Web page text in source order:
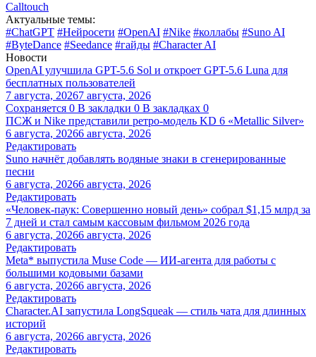
Calltouch
Актуальные темы:
#ChatGPT #Нейросети #OpenAI #Nike #коллабы #Suno AI
#ByteDance #Seedance #гайды #Character AI
Новости
OpenAI улучшила GPT-5.6 Sol и откроет GPT-5.6 Luna для
бесплатных пользователей
7 августа, 20267 августа, 2026
Сохраняется 0 В закладки 0 В закладках 0
ПСЖ и Nike представили ретро-модель KD 6 «Metallic Silver»
6 августа, 20266 августа, 2026
Редактировать
Suno начнёт добавлять водяные знаки в сгенерированные
песни
6 августа, 20266 августа, 2026
Редактировать
«Человек-паук: Совершенно новый день» собрал $1,15 млрд за
7 дней и стал самым кассовым фильмом 2026 года
6 августа, 20266 августа, 2026
Редактировать
Meta* выпустила Muse Code — ИИ-агента для работы с
большими кодовыми базами
6 августа, 20266 августа, 2026
Редактировать
Character.AI запустила LongSqueak — стиль чата для длинных
историй
6 августа, 20266 августа, 2026
Редактировать